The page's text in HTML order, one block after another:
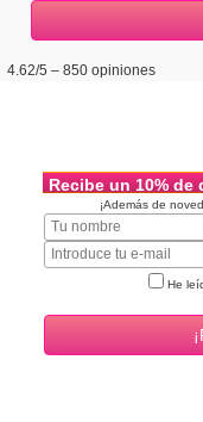
4.62/5 – 850 opiniones
Recibe un 10% de
¡Además de
He